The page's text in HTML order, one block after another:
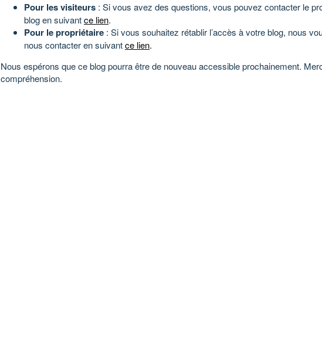
Pour les visiteurs : Si vous avez des questions, vous pouvez contacter le
blog en suivantce lien.
Pour le propriétaire : Si vous souhaitez rétablir l’accès à votre blog, nous
nous contacter en suivantce lien.
Nous espérons que ce blog pourra être de nouveau accessible prochainement.
compréhension.